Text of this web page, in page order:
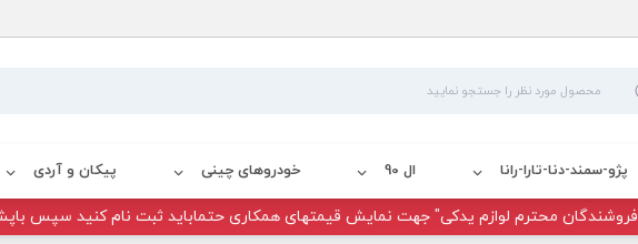
پژو-سمند-دنا-تارا-رانا ال 90 خودروهای چینی پیکان و آردی
فروشندگان محترم لوازم یدکی" جهت نمایش قیمتهای همکاری حتماباید ثبت نام کنید سپس